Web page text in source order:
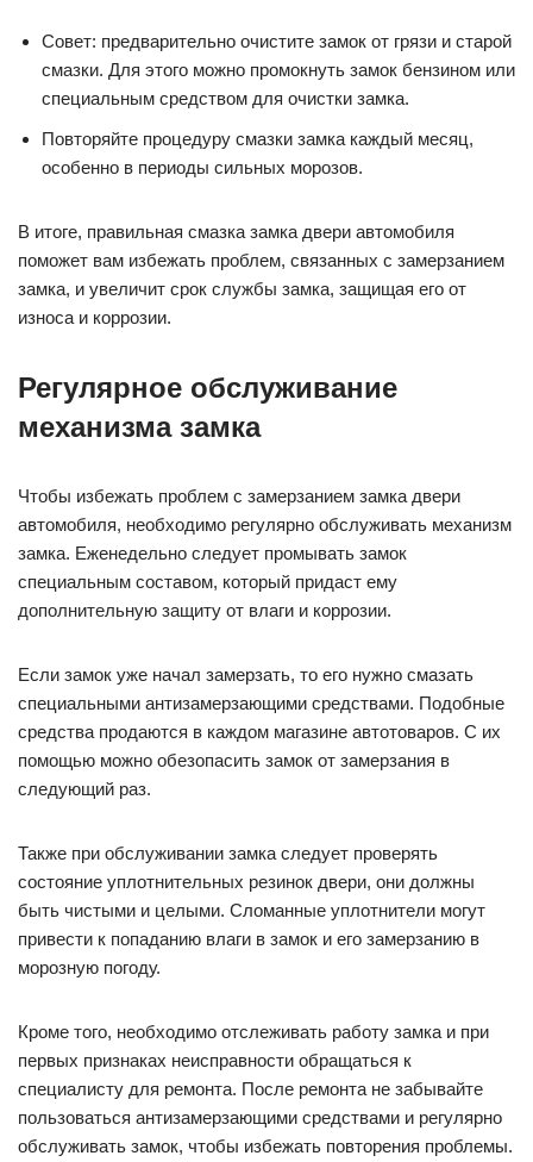
Совет: предварительно очистите замок от грязи и старой
смазки. Для этого можно промокнуть замок бензином или
специальным средством для очистки замка.
Повторяйте процедуру смазки замка каждый месяц,
особенно в периоды сильных морозов.
В итоге, правильная смазка замка двери автомобиля
поможет вам избежать проблем, связанных с замерзанием
замка, и увеличит срок службы замка, защищая его от
износа и коррозии.
Регулярное обслуживание
механизма замка
Чтобы избежать проблем с замерзанием замка двери
автомобиля, необходимо регулярно обслуживать механизм
замка. Еженедельно следует промывать замок
специальным составом, который придаст ему
дополнительную защиту от влаги и коррозии.
Если замок уже начал замерзать, то его нужно смазать
специальными антизамерзающими средствами. Подобные
средства продаются в каждом магазине автотоваров. С их
помощью можно обезопасить замок от замерзания в
следующий раз.
Также при обслуживании замка следует проверять
состояние уплотнительных резинок двери, они должны
быть чистыми и целыми. Сломанные уплотнители могут
привести к попаданию влаги в замок и его замерзанию в
морозную погоду.
Кроме того, необходимо отслеживать работу замка и при
первых признаках неисправности обращаться к
специалисту для ремонта. После ремонта не забывайте
пользоваться антизамерзающими средствами и регулярно
обслуживать замок, чтобы избежать повторения проблемы.